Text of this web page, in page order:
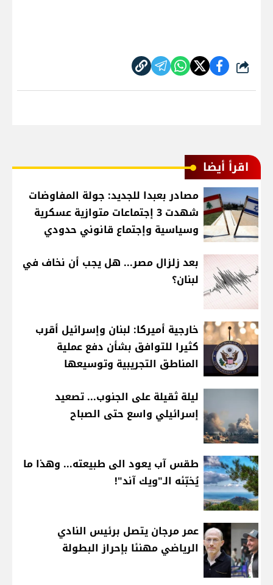
شارك
اقرأ أيضا
مصادر بعبدا للجديد: جولة المفاوضات
شهدت 3 إجتماعات متوازية عسكرية
وسياسية وإجتماع قانوني حدودي
بعد زلزال مصر... هل يجب أن نخاف في
لبنان؟
خارجية أميركا: لبنان وإسرائيل أقرب
كثيرا للتوافق بشأن دفع عملية
المناطق التجريبية وتوسيعها
ليلة ثقيلة على الجنوب... تصعيد
إسرائيلي واسع حتى الصباح
طقس آب يعود الى طبيعته... وهذا ما
يُخبّئه الـ"ويك آند"!
عمر مرجان يتصل برئيس النادي
الرياضي مهنئا بإحراز البطولة